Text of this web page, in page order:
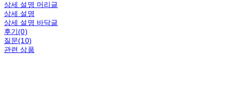
상세 설명 머리글
상세 설명
상세 설명 바닥글
후기(0)
질문(10)
관련 상품